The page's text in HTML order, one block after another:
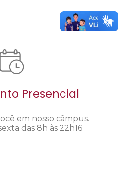
Presencial
em nosso câmpus.
das 8h às 22h16